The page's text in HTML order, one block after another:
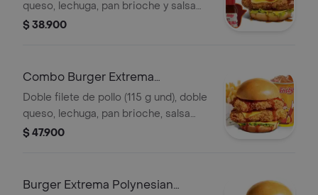
queso, lechuga, pan brioche y salsa
sweet Carolina
$ 38.900
Combo Burger Extrema
Polynesian Beach
Doble filete de pollo (115 g und), doble
queso, lechuga, pan brioche, salsa
Polynesian beach, francesa mediana
$ 47.900
Burger Extrema Polynesian